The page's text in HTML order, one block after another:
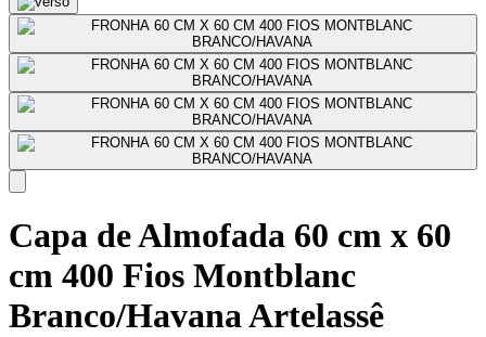
Capa de Almofada 60 cm x 60
cm 400 Fios Montblanc
Branco/Havana Artelassê